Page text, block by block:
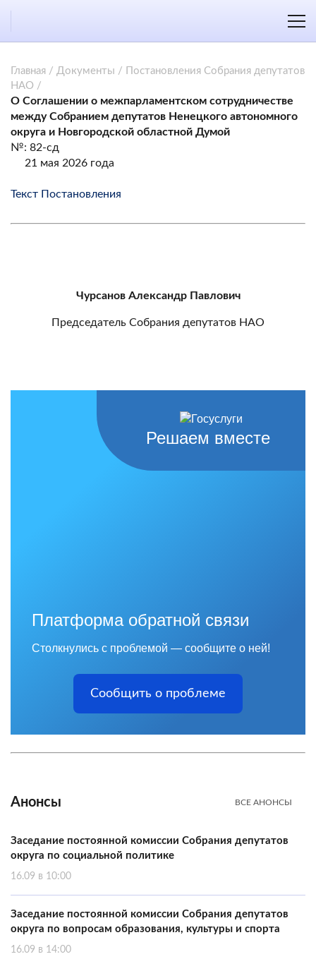
Главная / Документы /
Постановления Собрания депутатов
НАО /
О Соглашении о межпарламентском сотрудничестве
между Собранием депутатов Ненецкого автономного
округа и Новгородской областной Думой
№: 82-сд
21 мая 2026 года
Текст Постановления
Чурсанов Александр Павлович
Председатель Собрания депутатов НАО
Решаем вместе
Платформа обратной связи
Столкнулись с проблемой — сообщите о ней!
Сообщить о проблеме
Анонсы ВСЕ АНОНСЫ
Заседание постоянной комиссии Собрания депутатов
округа по социальной политике
16.09 в 10:00
Заседание постоянной комиссии Собрания депутатов
округа по вопросам образования, культуры и спорта
16.09 в 14:00